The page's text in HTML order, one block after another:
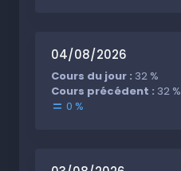
04/08/2026
Cours du jour : 32 %
Cours précédent : 32 %
0 %